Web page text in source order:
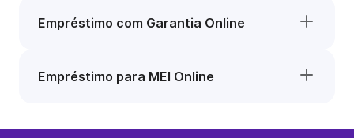
Empréstimo com Garantia Online
Empréstimo para MEI Online